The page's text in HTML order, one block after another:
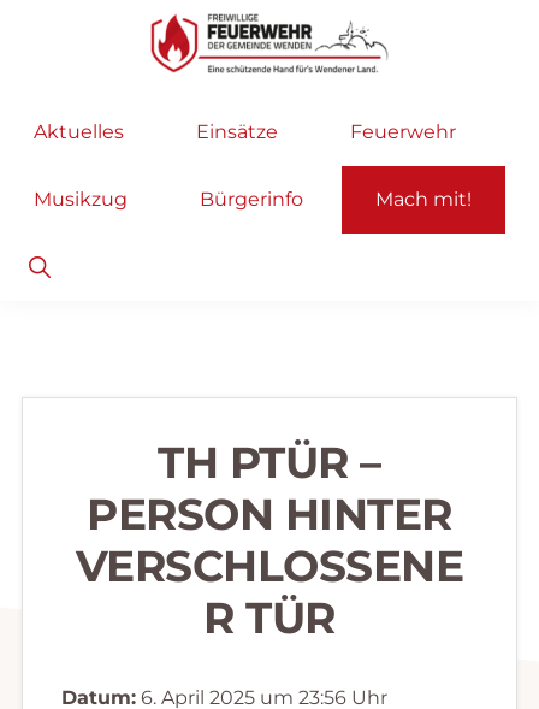
Hauptnavigation
Feuerwehr
helfen
selbstverständlich!
Aktuelles Einsätze Feuerwehr
Musikzug Bürgerinfo Mach mit!
Show
Search
TH PTÜR –
PERSON HINTER
VERSCHLOSSENE
R TÜR
Datum:6. April 2025 um 23:56 Uhr